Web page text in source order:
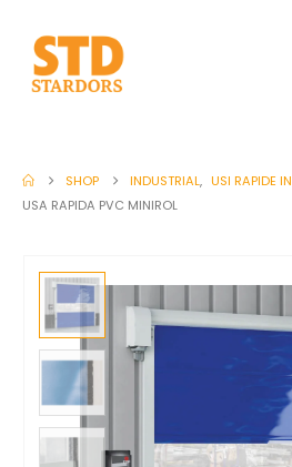
SHOP INDUSTRIAL, USI RAPIDE
USA RAPIDA PVC MINIROL